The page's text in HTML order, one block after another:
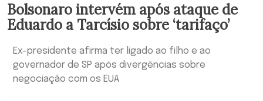
Bolsonaro intervém após ataque de
Eduardo a Tarcísio sobre ‘tarifaço’
Ex-presidente afirma ter ligado ao filho e ao
governador de SP após divergências sobre
negociação com os EUA